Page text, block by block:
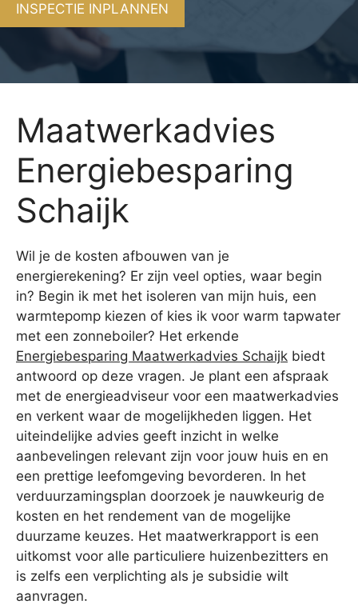
INSPECTIE INPLANNEN
Maatwerkadvies
Energiebesparing
Schaijk
Wil je de kosten afbouwen van je
energierekening? Er zijn veel opties, waar begin
in? Begin ik met het isoleren van mijn huis, een
warmtepomp kiezen of kies ik voor warm tapwater
met een zonneboiler? Het erkende
Energiebesparing Maatwerkadvies Schaijk biedt
antwoord op deze vragen. Je plant een afspraak
met de energieadviseur voor een maatwerkadvies
en verkent waar de mogelijkheden liggen. Het
uiteindelijke advies geeft inzicht in welke
aanbevelingen relevant zijn voor jouw huis en en
een prettige leefomgeving bevorderen. In het
verduurzamingsplan doorzoek je nauwkeurig de
kosten en het rendement van de mogelijke
duurzame keuzes. Het maatwerkrapport is een
uitkomst voor alle particuliere huizenbezitters en
is zelfs een verplichting als je subsidie wilt
aanvragen.